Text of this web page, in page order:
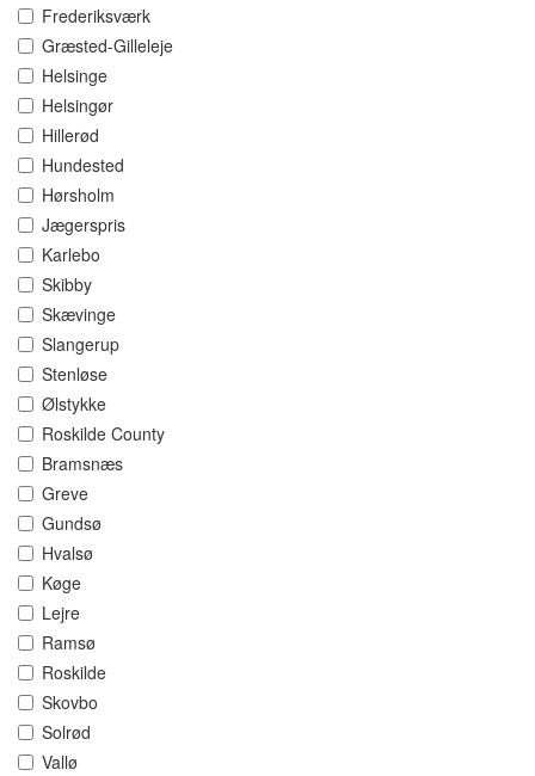
Frederiksværk
Græsted-Gilleleje
Helsinge
Helsingør
Hillerød
Hundested
Hørsholm
Jægerspris
Karlebo
Skibby
Skævinge
Slangerup
Stenløse
Ølstykke
Roskilde County
Bramsnæs
Greve
Gundsø
Hvalsø
Køge
Lejre
Ramsø
Roskilde
Skovbo
Solrød
Vallø